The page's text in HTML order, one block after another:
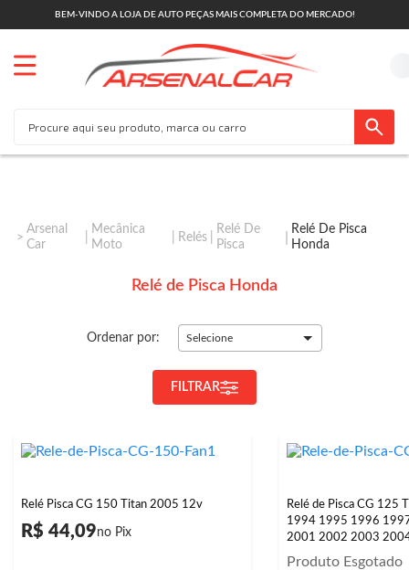
BEM-VINDO A LOJA DE AUTO PEÇAS MAIS COMPLETA DO MERCADO!
Arsenal
Car
Mecânica
Moto
Relés
Relé De
Pisca
Relé De Pisca
Honda
Relé de Pisca Honda
Ordenar por: Selecione
FILTRAR
Relé Pisca CG 150 Titan 2005 12v
R$ 44,09
Relé de Pisca CG 125
1994 1995 1996
2001 2002 2003
Produto Esgotado